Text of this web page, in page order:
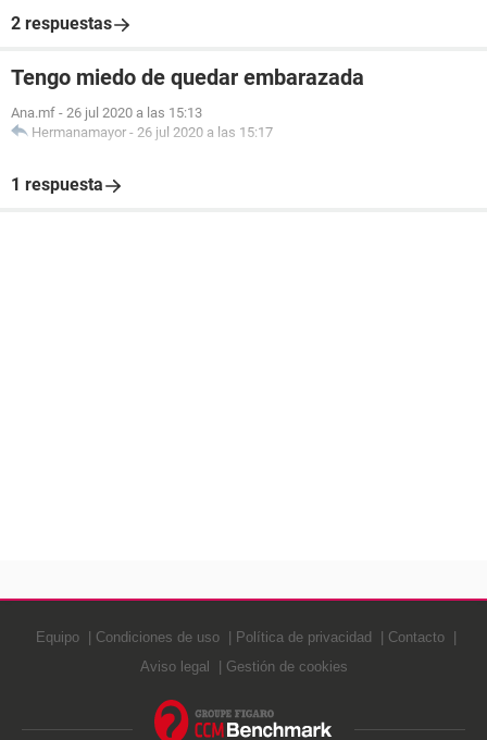
2 respuestas
Tengo miedo de quedar embarazada
Ana.mf - 26 jul 2020 a las 15:13
Hermanamayor - 26 jul 2020 a las 15:17
1 respuesta
Equipo Condiciones de uso Política de privacidad
Contacto
Aviso legal
Gestión de cookies